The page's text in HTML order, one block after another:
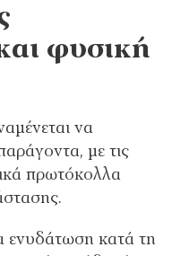
φυσική
να
με τις
πρωτόκολλα
ενυδάτωση κατά τη